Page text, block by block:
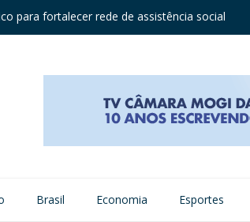
para fortalecer rede de assistência social
segue até 6 de agosto
Brasil Economia Esportes